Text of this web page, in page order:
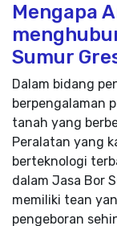
Mengapa
Sumur
Dalam bidang
berpengalaman
tanah yang
Peralatan yang
berteknologi
dalam Jasa Bor
memiliki tean
pengeboran